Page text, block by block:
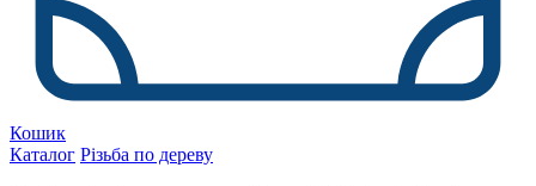
Кошик
Каталог Різьба по дереву